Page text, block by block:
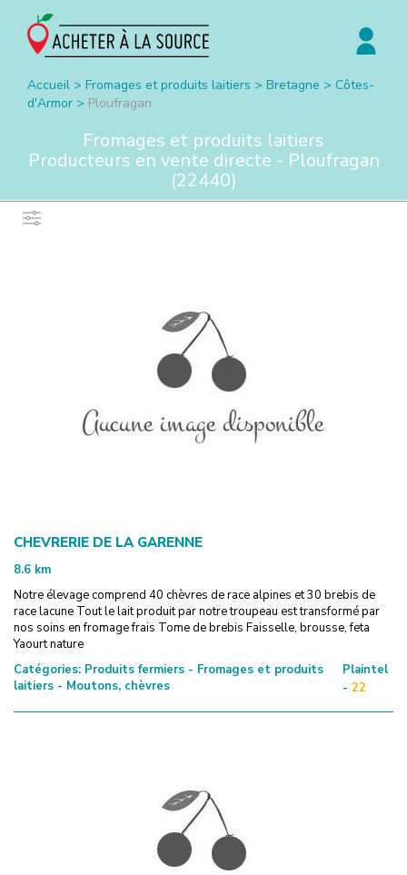
Accueil > Fromages et produits laitiers > Bretagne > Côtes-
d'Armor > Ploufragan
Fromages et produits laitiers
Producteurs en vente directe - Ploufragan
(22440)
CHEVRERIE DE LA GARENNE
8.6 km
Notre élevage comprend 40 chèvres de race alpines et 30 brebis de
race lacune Tout le lait produit par notre troupeau est transformé par
nos soins en fromage frais Tome de brebis Faisselle, brousse, feta
Yaourt nature
Catégories: Produits fermiers - Fromages et produits
laitiers - Moutons, chèvres
Plaintel
- 22